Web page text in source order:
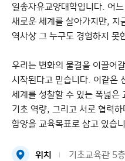
일송자유교양대학입니다. 어
새로운 세계를 살아가지만, 지
역사상 그 누구도 경험하지 못
우리는 변화의 물결을 이끌어
시작된다고 믿습니다. 이같은
세계를 성찰할 수 있는 폭넓은
기초 역량, 그리고 서로 협력
함양을 교육목표로 삼고 있습
위치
기초교육관 5